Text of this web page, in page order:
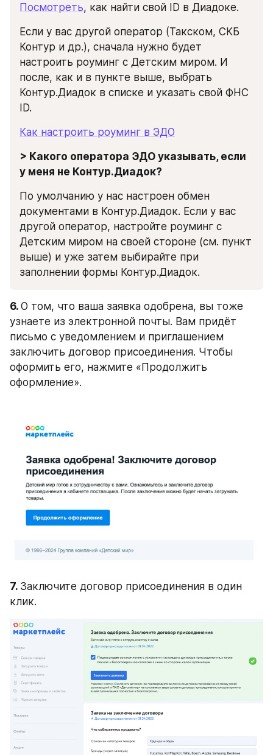
Посмотреть, как найти свой ID в Диадоке.
Если у вас другой оператор (Такском, СКБ
Контур и др.), сначала нужно будет
настроить роуминг с Детским миром. И
после, как и в пункте выше, выбрать
Контур.Диадок в списке и указать свой ФНС
ID.
Как настроить роуминг в ЭДО
> Какого оператора ЭДО указывать, если
у меня не Контур.Диадок?
По умолчанию у нас настроен обмен
документами в Контур.Диадок. Если у вас
другой оператор, настройте роуминг с
Детским миром на своей стороне (см. пункт
выше) и уже затем выбирайте при
заполнении формы Контур.Диадок.
6. О том, что ваша заявка одобрена, вы тоже
узнаете из электронной почты. Вам придёт
письмо с уведомлением и приглашением
заключить договор присоединения. Чтобы
оформить его, нажмите «Продолжить
оформление».
7. Заключите договор присоединения в один
клик.